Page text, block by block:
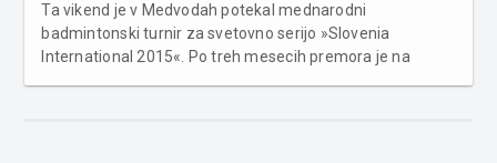
Ta vikend je v Medvodah potekal mednarodni
badmintonski turnir za svetovno serijo »Slovenia
International 2015«. Po treh mesecih premora je na